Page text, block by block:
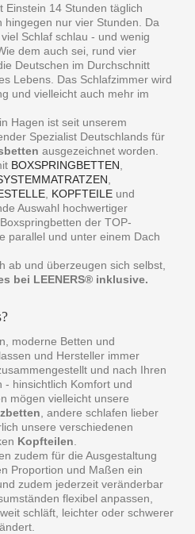
Einstein 14 Stunden täglich
nur vier Stunden. Da
Schlaf schlau - und wenig
dem auch sei, rund vier
Deutschen im Durchschnitt
Lebens. Das Schlafzimmer wird
und vielleicht auch mehr im
Hagen ist seit unserem
Spezialist Deutschlands für
ausgezeichnet worden.
BOXSPRINGBETTEN
KOPFTEILE und
Auswahl hochwertiger
der TOP-
parallel und unter einem Dach
ab und überzeugen sich selbst,
bei LEENERS® inklusive.
moderne Betten und
und Hersteller immer
und nach Ihren
- hinsichtlich Komfort und
mögen vielleicht unsere
, andere schlafen lieber
unsere verschiedenen
Kopfteilen
zudem für die Ausgestaltung
Proportion und Maßen ein
zudem jederzeit veränderbar
flexibel anpassen,
schläft, leichter oder schwerer